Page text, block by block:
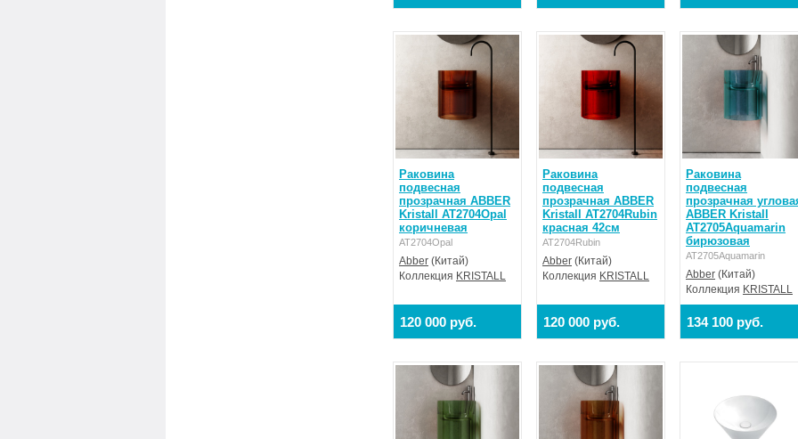
Раковина
подвесная
прозрачная ABBER
Kristall AT2704Opal
коричневая
AT2704Opal
Abber (Китай)
Коллекция KRISTALL
120 000 руб.
Раковина
подвесная
прозрачная ABBER
Kristall AT2704Rubin
красная 42см
AT2704Rubin
Abber (Китай)
Коллекция KRISTALL
120 000 руб.
Раковина
подвесная
прозрачная
ABBER Kristall
AT2705Aquamarin
бирюзовая
AT2705Aquamarin
Abber (Китай)
Коллекция KRISTALL
134 100 руб.